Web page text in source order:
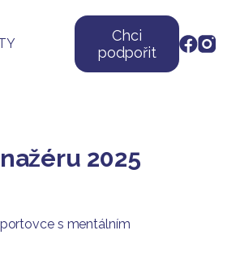
Chci
podpořit
2025
s mentálním